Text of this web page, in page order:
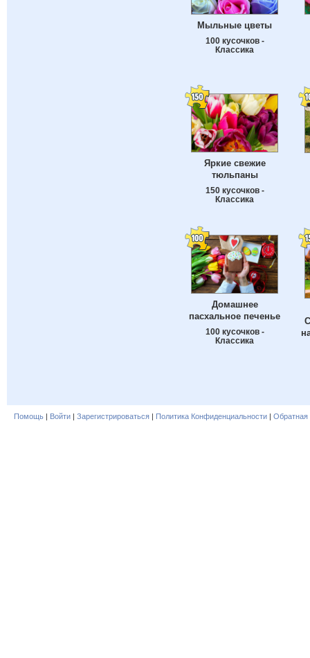
Мыльные цветы
100 кусочков -
Классика
Яркие свежие
тюльпаны
150 кусочков -
Классика
Домашнее
пасхальное печенье
100 кусочков -
Классика
Помощь | Войти | Зарегистрироваться | Политика Конфиденциальности | Обратная